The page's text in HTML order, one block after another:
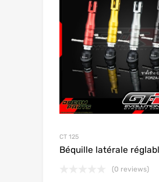
CT 125
Béquille latérale
(0 reviews)